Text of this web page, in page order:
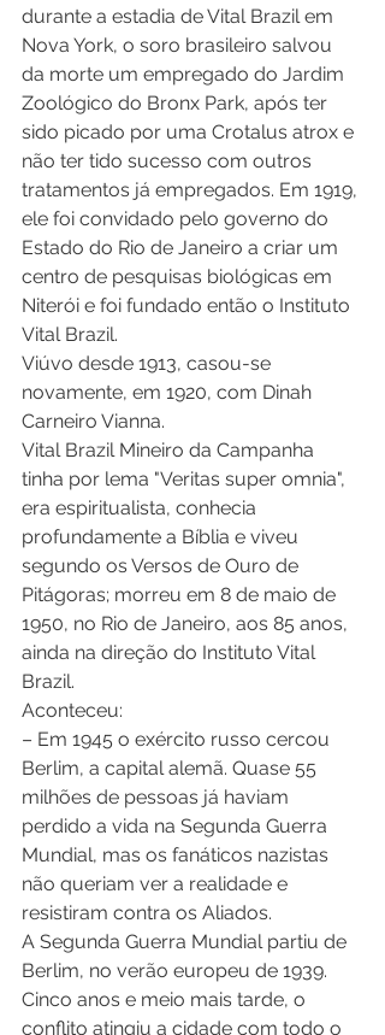
durante a estadia de Vital Brazil em
Nova York, o soro brasileiro salvou
da morte um empregado do Jardim
Zoológico do Bronx Park, após ter
sido picado por uma Crotalus atrox e
não ter tido sucesso com outros
tratamentos já empregados. Em 1919,
ele foi convidado pelo governo do
Estado do Rio de Janeiro a criar um
centro de pesquisas biológicas em
Niterói e foi fundado então o Instituto
Vital Brazil.
Viúvo desde 1913, casou-se
novamente, em 1920, com Dinah
Carneiro Vianna.
Vital Brazil Mineiro da Campanha
tinha por lema "Veritas super omnia",
era espiritualista, conhecia
profundamente a Bíblia e viveu
segundo os Versos de Ouro de
Pitágoras; morreu em 8 de maio de
1950, no Rio de Janeiro, aos 85 anos,
ainda na direção do Instituto Vital
Brazil.
Aconteceu:
– Em 1945 o exército russo cercou
Berlim, a capital alemã. Quase 55
milhões de pessoas já haviam
perdido a vida na Segunda Guerra
Mundial, mas os fanáticos nazistas
não queriam ver a realidade e
resistiram contra os Aliados.
A Segunda Guerra Mundial partiu de
Berlim, no verão europeu de 1939.
Cinco anos e meio mais tarde, o
conflito atingiu a cidade com todo o